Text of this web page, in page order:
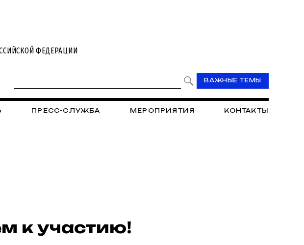
ФЕДЕРАЦИИ
ВАЖНЫЕ ТЕМЫ
ПРЕСС-СЛУЖБА МЕРОПРИЯТИЯ КОНТАКТЫ
к участию!